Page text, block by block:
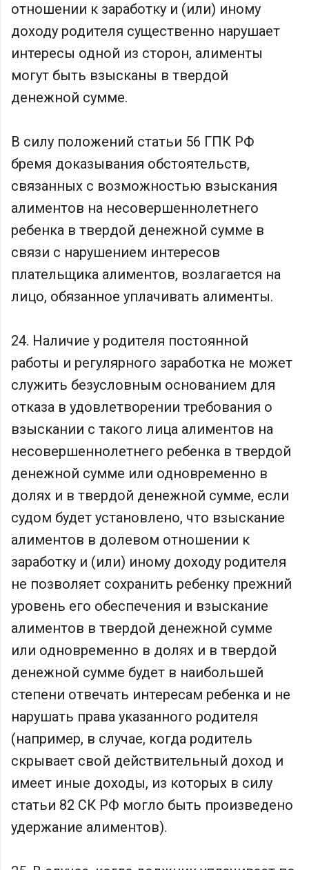
отношении к заработку и (или) иному
доходу родителя существенно нарушает
интересы одной из сторон, алименты
могут быть взысканы в твердой
денежной сумме.
В силу положений статьи 56 ГПК РФ
бремя доказывания обстоятельств,
связанных с возможностью взыскания
алиментов на несовершеннолетнего
ребенка в твердой денежной сумме в
связи с нарушением интересов
плательщика алиментов, возлагается на
лицо, обязанное уплачивать алименты.
24. Наличие у родителя постоянной
работы и регулярного заработка не может
служить безусловным основанием для
отказа в удовлетворении требования о
взыскании с такого лица алиментов на
несовершеннолетнего ребенка в твердой
денежной сумме или одновременно в
долях и в твердой денежной сумме, если
судом будет установлено, что взыскание
алиментов в долевом отношении к
заработку и (или) иному доходу родителя
не позволяет сохранить ребенку прежний
уровень его обеспечения и взыскание
алиментов в твердой денежной сумме
или одновременно в долях и в твердой
денежной сумме будет в наибольшей
степени отвечать интересам ребенка и не
нарушать права указанного родителя
(например, в случае, когда родитель
скрывает свой действительный доход и
имеет иные доходы, из которых в силу
статьи 82 СК РФ могло быть произведено
удержание алиментов).